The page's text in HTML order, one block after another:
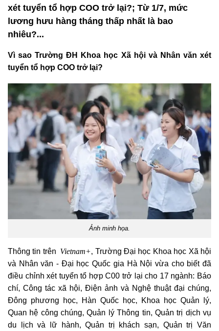
xét tuyển tổ hợp COO trở lại?; Từ 1/7, mức
lương hưu hàng tháng thấp nhất là bao
nhiêu?...
Vì sao Trường ĐH Khoa học Xã hội và Nhân văn xét
tuyển tổ hợp COO trở lại?
Ảnh minh họa.
Thông tin trên Vietnam+, Trường Đại học Khoa học Xã hội
và Nhân văn - Đại học Quốc gia Hà Nội vừa cho biết đã
điều chỉnh xét tuyển tổ hợp C00 trở lại cho 17 ngành: Báo
chí, Công tác xã hội, Điện ảnh và Nghệ thuật đại chúng,
Đông phương học, Hàn Quốc học, Khoa học Quản lý,
Quan hệ công chúng, Quản lý Thông tin, Quản trị dịch vụ
du lịch và lữ hành, Quản trị khách sạn, Quản trị Văn